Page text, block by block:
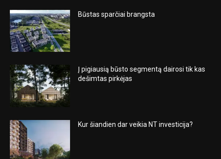
Būstas sparčiai brangsta
Į pigiausią būsto segmentą dairosi tik kas
dešimtas pirkėjas
Kur šiandien dar veikia NT investicija?